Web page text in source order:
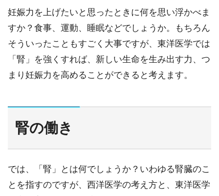
妊娠力を上げたいと思ったときに何を思い浮かべま
すか？食事、運動、睡眠などでしょうか。もちろん
そういったこともすごく大事ですが、東洋医学では
「腎」を強くすれば、新しい生命を生み出す力、つ
まり妊娠力を高めることができると考えます。
腎の働き
では、「腎」とは何でしょうか？いわゆる腎臓のこ
とを指すのですが、西洋医学の考え方と、東洋医学